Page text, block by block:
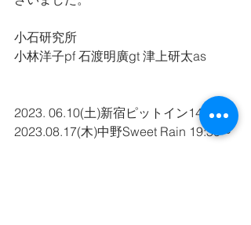
小石研究所
小林洋子pf 石渡明廣gt 津上研太as
2023. 06.10(土)新宿ピットイン14:00～
2023.08.17(木)中野Sweet Rain 19:30～